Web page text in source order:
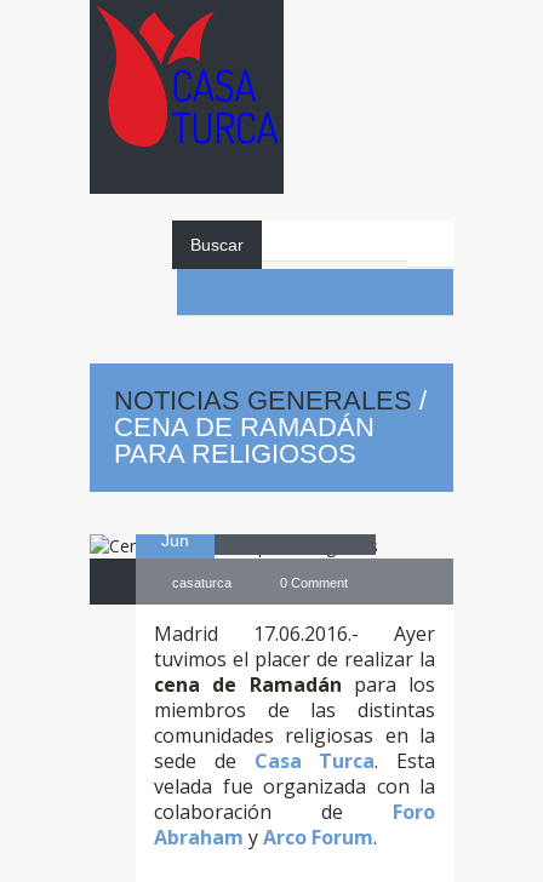
Buscar
NOTICIAS GENERALES /
CENA DE RAMADÁN
PARA RELIGIOSOS
Jun
Ramadán para
casaturca 0 Comment
Madrid 17.06.2016.- Ayer
tuvimos el placer de realizar la
cena de Ramadán para los
miembros de las distintas
comunidades religiosas en la
sede de Casa Turca. Esta
velada fue organizada con la
colaboración de Foro
Abraham yArco Forum.